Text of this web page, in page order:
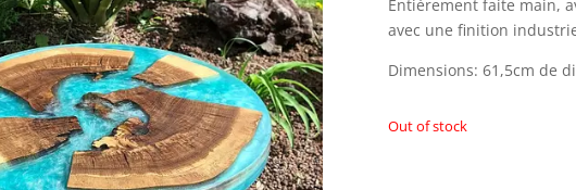
Entièrement faite main,
avec une finition
Dimensions: 61,5cm de
Out of stock